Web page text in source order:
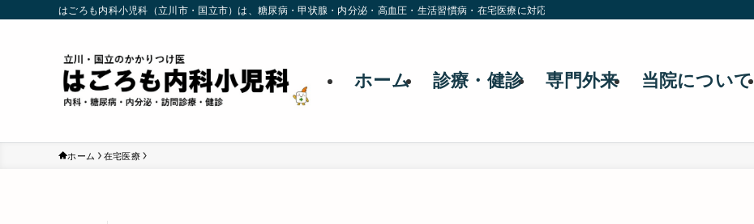
はごろも内科小児科（立川市・国立市）は、糖尿病・甲状腺・内分泌・高血圧・生活習慣病・在宅医療に対応。ネット予約にも対応しています。
ホーム 診療・健診 専門外来 当院について
ホーム 在宅医療